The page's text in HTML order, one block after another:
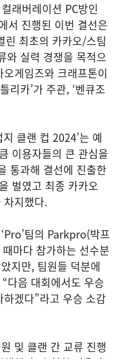
래버레이션 PC방인
서 진행된 이번 결선은
린 최초의 카카오/스팀
와 실력 경쟁을 목적으
게임즈와 크래프톤이
리카’가 주관, ‘벤큐조
클랜 컵 2024’는 예
이용자들의 큰 관심을
통과해 결선에 진출한
벌였고 최종 카카오
차지했다.
팀의 Parkpro(박프
마다 참가하는 선수분
지만, 팀원들 덕분에
다음 대회에서도 우승
겠다”라고 우승 소감
및 클랜 간 교류 진행